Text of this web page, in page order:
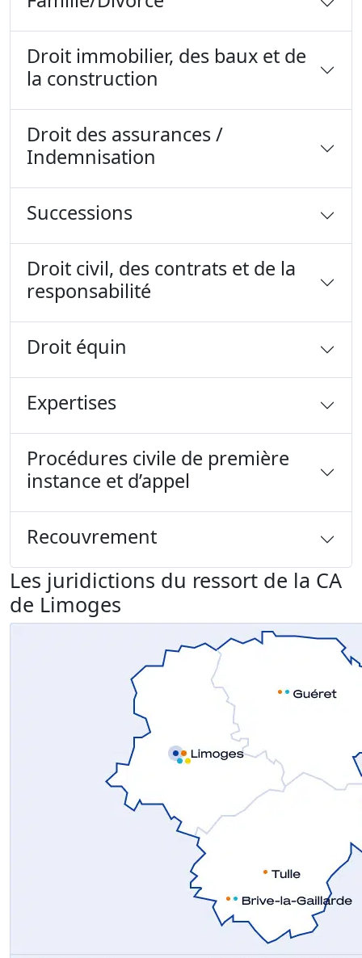
Droit immobilier, des baux et de
la construction
Droit des assurances /
Indemnisation
Successions
Droit civil, des contrats et de la
responsabilité
Droit équin
Expertises
Procédures civile de première
instance et d’appel
Recouvrement
Les juridictions du ressort de la CA
de Limoges